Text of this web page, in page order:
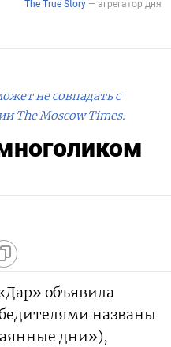
не совпадать с
The Moscow Times.
объявила
названы
дни»),